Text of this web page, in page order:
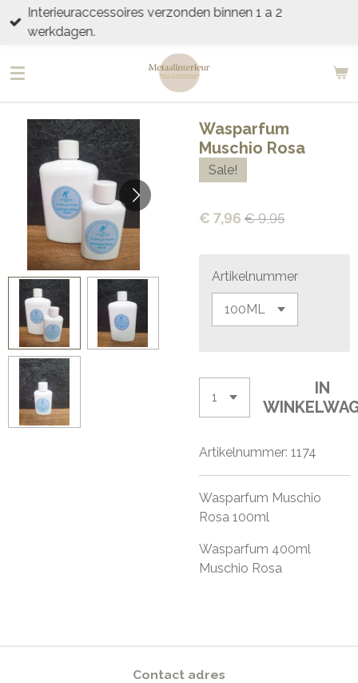
Ga
direct
de
Interieuraccessoires verzonden binnen 1 a 2
werkdagen.
Wasparfum
Muschio Rosa
Sale!
€ 7,96 € 9,95
Artikelnummer
IN
Artikelnummer: 1174
Wasparfum Muschio
Rosa 100ml
Wasparfum 400ml
Muschio Rosa
Contact adres